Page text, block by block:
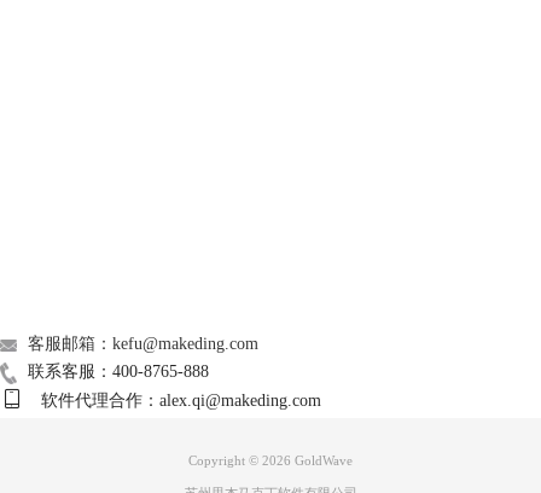
图3：插入静音
客服邮箱：kefu@makeding.com
联系客服：400-8765-888
软件代理合作：alex.qi@makeding.com
Copyright © 2026 GoldWave